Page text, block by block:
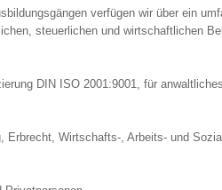
verfügen wir über ein
steuerlichen und wirtschaftlichen
DIN ISO 2001:9001, für
Erbrecht, Wirtschafts-, Arbeits- und